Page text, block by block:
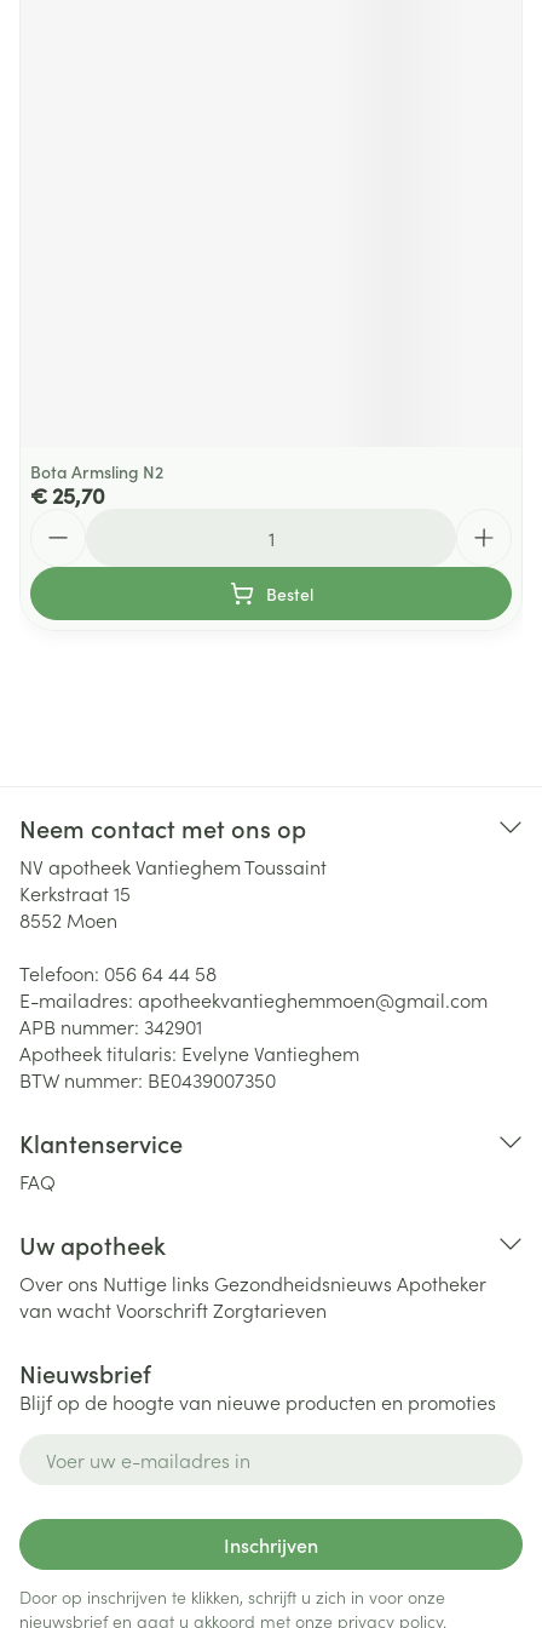
Bota Armsling N2
€ 25,70
Bestel
Neem contact met ons op
NV apotheek Vantieghem Toussaint
Kerkstraat 15
8552 Moen
Telefoon: 056 64 44 58
E-mailadres: apotheekvantieghemmoen@gmail.com
APB nummer: 342901
Apotheek titularis: Evelyne Vantieghem
BTW nummer: BE0439007350
Klantenservice
FAQ
Uw apotheek
Over ons Nuttige links Gezondheidsnieuws Apotheker
van wachtVoorschriftZorgtarieven
Nieuwsbrief
Blijf op de hoogte van nieuwe producten en promoties
Inschrijven
Door op inschrijven te klikken, schrijft u zich in voor onze
nieuwsbrief en gaat u akkoord met onze privacy policy.